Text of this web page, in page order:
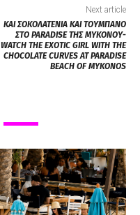
Next article
ΚΑΙ ΣΟΚΟΛΑΤΕΝΙΑ ΚΑΙ ΤΟΥΜΠΑΝΟ
ΣΤΟ PARADISE ΤΗΣ ΜΥΚΟΝΟΥ-
WATCH THE EXOTIC GIRL WITH THE
CHOCOLATE CURVES AT PARADISE
BEACH OF MYKONOS